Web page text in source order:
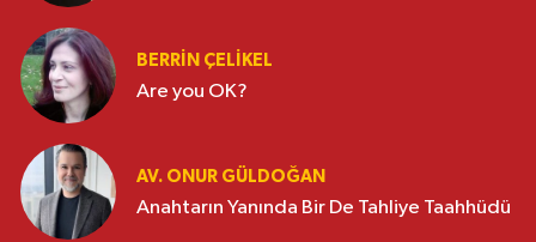
BERRIN ÇELIKEL
Are you OK?
AV. ONUR GÜLDOĞAN
Anahtarın Yanında Bir De Tahliye Taahhüdü